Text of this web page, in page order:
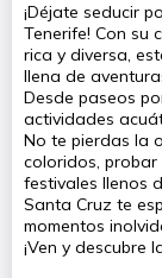
¡Déjate seducir
Tenerife! Con su
rica y diversa,
llena de
Desde paseos
actividades
No te pierdas la
coloridos,
festivales llenos
Santa Cruz te
momentos
¡Ven y descubre